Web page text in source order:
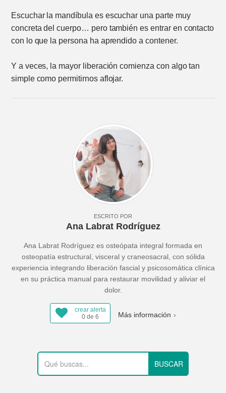
Escuchar la mandíbula es escuchar una parte muy
concreta del cuerpo… pero también es entrar en contacto
con lo que la persona ha aprendido a contener.
Y a veces, la mayor liberación comienza con algo tan
simple como permitirnos aflojar.
ESCRITO POR
Ana Labrat Rodríguez
Ana Labrat Rodríguez es osteópata integral formada en
osteopatía estructural, visceral y craneosacral, con sólida
experiencia integrando liberación fascial y psicosomática clínica
en su práctica manual para restaurar movilidad y aliviar el
dolor.
crear alerta
0 de 6
Más información